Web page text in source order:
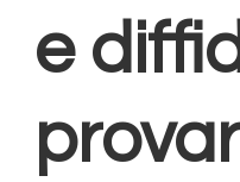
e